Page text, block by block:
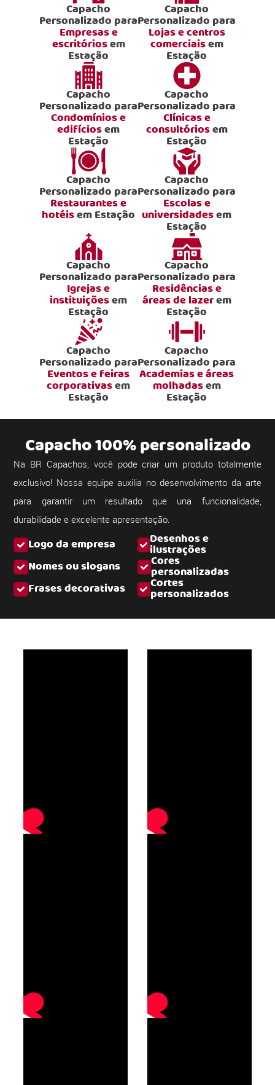
Capacho
Personalizado para
Empresas e
escritóriosem
Estação
Capacho
Personalizado para
Lojas e centros
comerciaisem
Estação
Capacho
Personalizado para
Condomínios e
edifíciosem
Estação
Capacho
Personalizado para
Clínicas e
consultóriosem
Estação
Capacho
Personalizado para
Restaurantes e
hotéisem Estação
Capacho
Personalizado para
Escolas e
universidadesem
Estação
Capacho
Personalizado para
Igrejas e
instituiçõesem
Estação
Capacho
Personalizado para
Residências e
áreas de lazerem
Estação
Capacho
Personalizado para
Eventos e feiras
corporativasem
Estação
Capacho
Personalizado para
Academias e áreas
molhadasem
Estação
Logo da empresa Desenhos e
ilustrações
Nomes ou slogans
Cores
personalizadas
Frases decorativas
Cortes
personalizados
Capacho 100% personalizado
Na BR Capachos, você pode criar um produto totalmente
exclusivo! Nossa equipe auxilia no desenvolvimento da arte
para garantir um resultado que una funcionalidade,
durabilidade e excelente apresentação.